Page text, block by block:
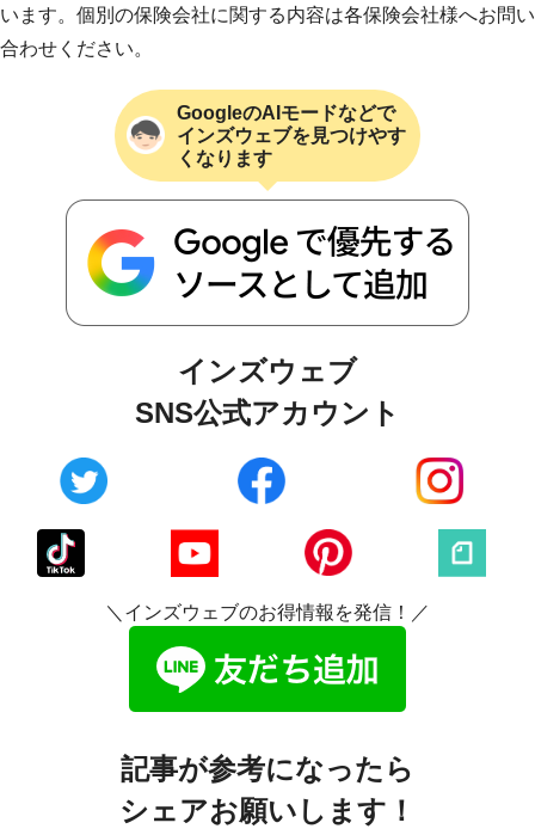
います。個別の保険会社に関する内容は各保険会社様へお問い
合わせください。
GoogleのAIモードなどで
インズウェブを見つけやす
くなります
インズウェブ
SNS公式アカウント
＼インズウェブのお得情報を発信！／
記事が参考になったら
シェアお願いします！